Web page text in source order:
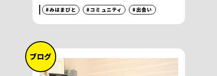
#みはまびと #コミュニティ #出会い
ブログ